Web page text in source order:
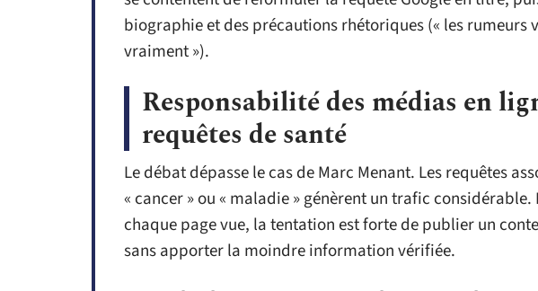
biographie et des précautions rhétoriques (« les rumeurs
vraiment »).
Responsabilité des médias en
requêtes de santé
Le débat dépasse le cas de Marc Menant. Les requêtes
« cancer » ou « maladie » génèrent un trafic
chaque page vue, la tentation est forte de publier un
sans apporter la moindre information vérifiée.